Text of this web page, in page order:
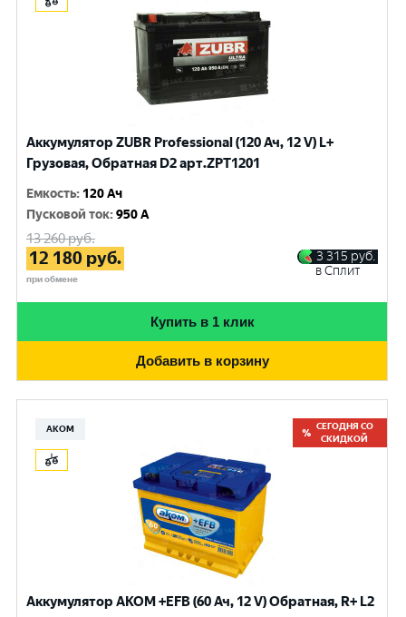
Аккумулятор ZUBR Professional (120 Ач, 12 V) L+
Грузовая, Обратная D2 арт.ZPT1201
Емкость: 120 Ач
Пусковой ток:950 A
13 260руб.
12 180 руб.
при обмене
3 315 руб.
в Сплит
Купить в 1 клик
Добавить в корзину
АКОМ
СЕГОДНЯ СО
СКИДКОЙ
Аккумулятор AKOM +EFB (60 Ач, 12 V) Обратная, R+ L2